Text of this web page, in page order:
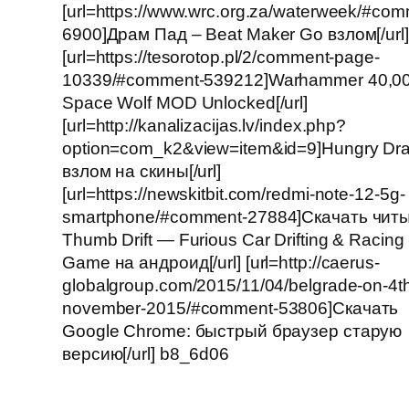
[url=https://www.wrc.org.za/waterweek/
6900]Драм Пад – Beat Maker Go взлом[/url]
[url=https://tesorotop.pl/2/comment-page-
10339/#comment-539212]Warhammer
Space Wolf MOD Unlocked[/url]
[url=http://kanalizacijas.lv/index.php?
option=com_k2&view=item&id=9]Hungry
взлом на скины[/url]
[url=https://newskitbit.com/redmi-note-12-5g-
smartphone/#comment-27884]Скачать
Thumb Drift — Furious Car Drifting & Racing
Game на андроид[/url] [url=http://caerus-
globalgroup.com/2015/11/04/belgrade-on-
november-2015/#comment-53806]Скачать
Google Chrome: быстрый браузер старую
версию[/url] b8_6d06